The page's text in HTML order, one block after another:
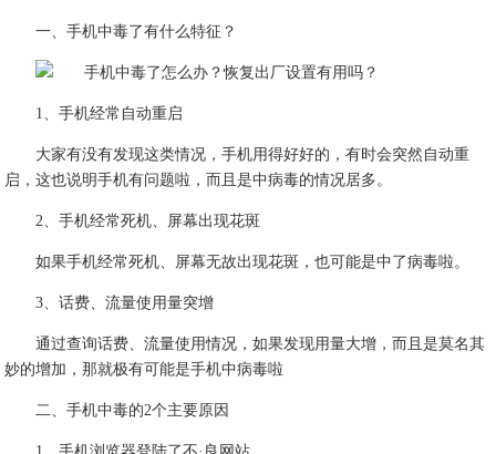
一、手机中毒了有什么特征？
1、手机经常自动重启
大家有没有发现这类情况，手机用得好好的，有时会突然自动重
启，这也说明手机有问题啦，而且是中病毒的情况居多。
2、手机经常死机、屏幕出现花斑
如果手机经常死机、屏幕无故出现花斑，也可能是中了病毒啦。
3、话费、流量使用量突增
通过查询话费、流量使用情况，如果发现用量大增，而且是莫名其
妙的增加，那就极有可能是手机中病毒啦
二、手机中毒的2个主要原因